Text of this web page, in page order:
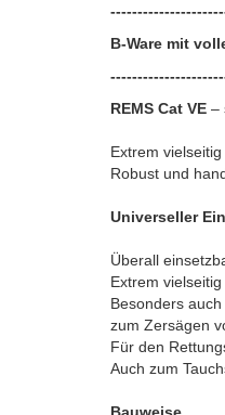
B-Ware mit
REMS Cat VE –
Extrem
Robust und
Universeller
Überall
Extrem
Besonders
zum Zersägen
Für den
Auch zum
Bauweise